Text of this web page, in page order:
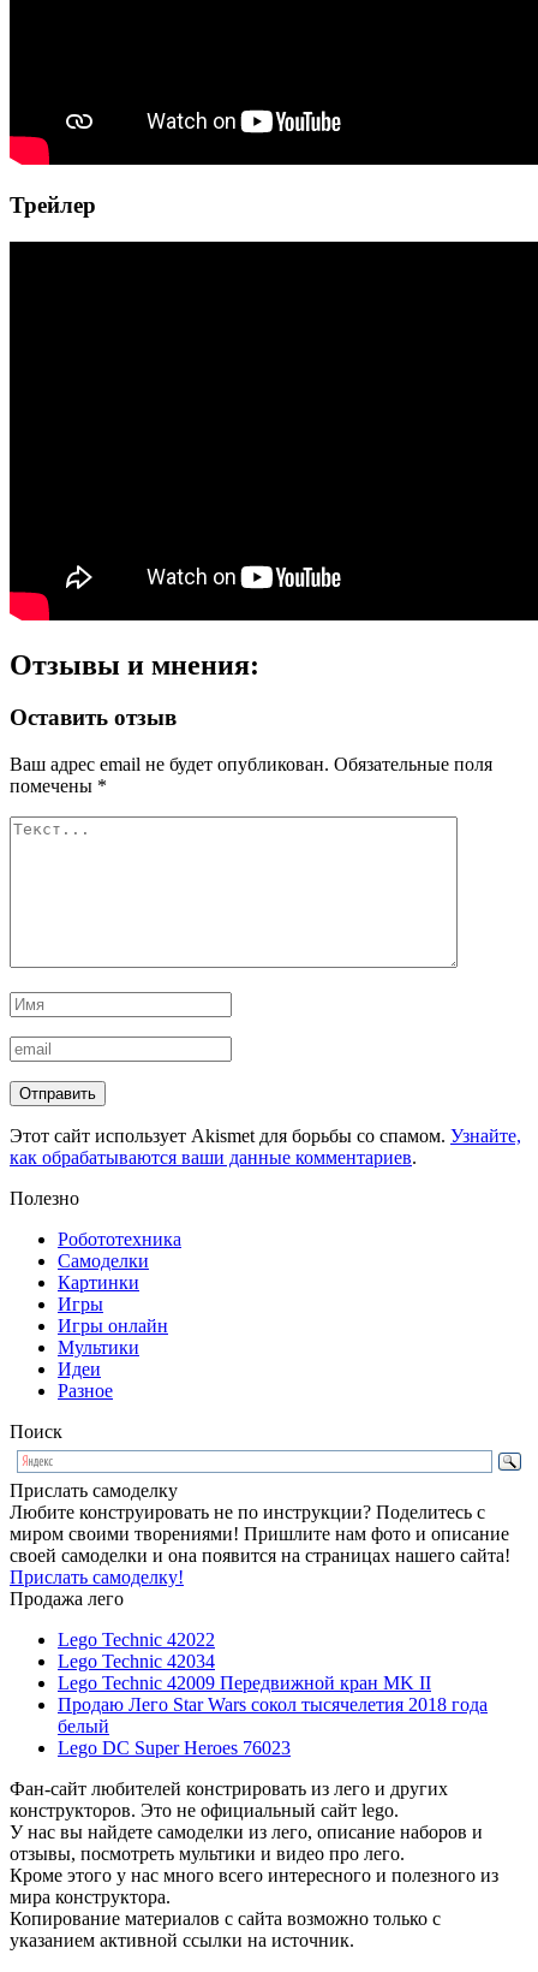
Трейлер
Отзывы и мнения:
Оставить отзыв
Ваш адрес email не будет опубликован. Обязательные поля
помечены *
Этот сайт использует Akismet для борьбы со спамом. Узнайте,
как обрабатываются ваши данные комментариев.
Полезно
Робототехника
Самоделки
Картинки
Игры
Игры онлайн
Мультики
Идеи
Разное
Поиск
Прислать самоделку
Любите конструировать не по инструкции? Поделитесь с
миром своими творениями! Пришлите нам фото и описание
своей самоделки и она появится на страницах нашего сайта!
Прислать самоделку!
Продажа лего
Lego Technic 42022
Lego Technic 42034
Lego Technic 42009 Передвижной кран MK II
Продаю Лего Star Wars сокол тысячелетия 2018 года
белый
Lego DC Super Heroes 76023
Фан-сайт любителей констрировать из лего и других
конструкторов. Это не официальный сайт lego.
У нас вы найдете самоделки из лего, описание наборов и
отзывы, посмотреть мультики и видео про лего.
Кроме этого у нас много всего интересного и полезного из
мира конструктора.
Копирование материалов с сайта возможно только с
указанием активной ссылки на источник.